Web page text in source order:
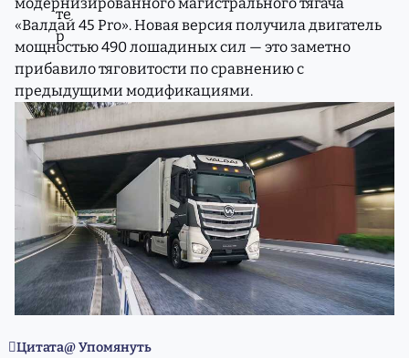
«Валдай 45 Pro». Новая версия получила двигатель
мощностью 490 лошадиных сил — это заметно
прибавило тяговитости по сравнению с
предыдущими модификациями.
Цитата Упомянуть